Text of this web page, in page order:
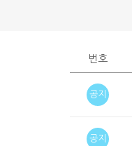
번호
공지
공지